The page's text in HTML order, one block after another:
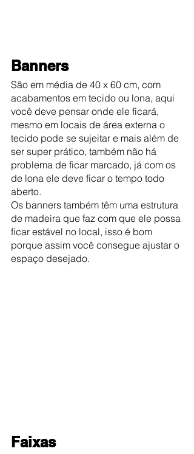
Banners
São em média de 40 x 60 cm, com
acabamentos em tecido ou lona, aqui
você deve pensar onde ele ficará,
mesmo em locais de área externa o
tecido pode se sujeitar e mais além de
ser super prático, também não há
problema de ficar marcado, já com os
de lona ele deve ficar o tempo todo
aberto.
Os banners também têm uma estrutura
de madeira que faz com que ele possa
ficar estável no local, isso é bom
porque assim você consegue ajustar o
espaço desejado.
Faixas